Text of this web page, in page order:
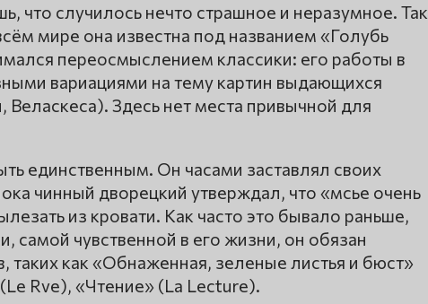
что случилось нечто страшное и неразумное. Так
мире она известна под названием «Голубь
переосмыслением классики: его работы в
вариациями на тему картин выдающихся
Здесь нет места привычной для
единственным. Он часами заставлял своих
чинный дворецкий утверждал, что «мсье очень
из кровати. Как часто это бывало раньше,
чувственной в его жизни, он обязан
как «Обнаженная, зеленые листья и бюст»
Rve), «Чтение» (La Lecture).